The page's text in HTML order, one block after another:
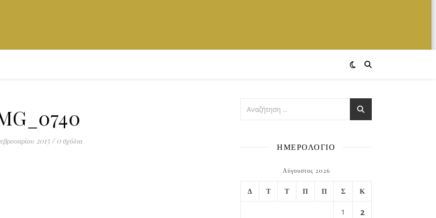
2015 / 0 σχόλια
ΗΜΕΡΟΛΟΓΙΟ
Αύγουστος 2026
Δ Τ Τ Π Π Σ Κ
1 2